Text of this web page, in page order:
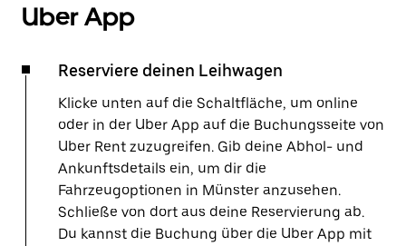
Uber App
Reserviere deinen Leihwagen
Klicke unten auf die Schaltfläche, um online
oder in der Uber App auf die Buchungsseite von
Uber Rent zuzugreifen. Gib deine Abhol- und
Ankunftsdetails ein, um dir die
Fahrzeugoptionen in Münster anzusehen.
Schließe von dort aus deine Reservierung ab.
Du kannst die Buchung über die Uber App mit